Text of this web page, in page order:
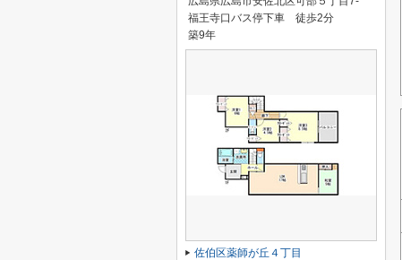
福王寺口バス停下車 徒歩2分
築9年
佐伯区薬師が丘４丁目